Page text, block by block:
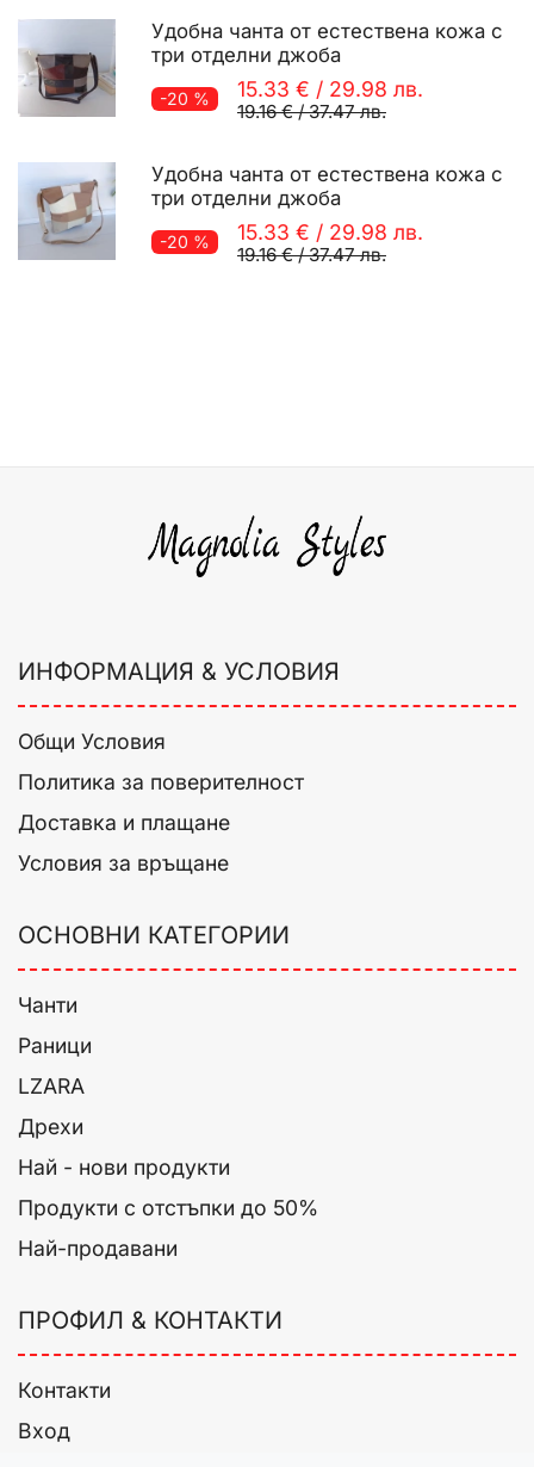
Удобна чанта от естествена кожа с
три отделни джоба
-20 % 15.33 € / 29.98 лв.
19.16 €/37.47 лв.
Удобна чанта от естествена кожа с
три отделни джоба
-20 % 15.33 € / 29.98 лв.
19.16 €/37.47 лв.
ИНФОРМАЦИЯ & УСЛОВИЯ
Общи Условия
Политика за поверителност
Доставка и плащане
Условия за връщане
ОСНОВНИ КАТЕГОРИИ
Чанти
Раници
LZARA
Дрехи
Най - нови продукти
Продукти с отстъпки до 50%
Най-продавани
ПРОФИЛ & КОНТАКТИ
Контакти
Вход